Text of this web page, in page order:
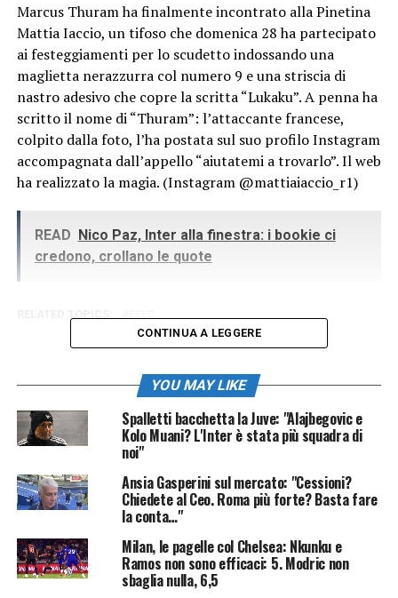
Marcus Thuram ha finalmente incontrato alla Pinetina
Mattia Iaccio, un tifoso che domenica 28 ha partecipato
ai festeggiamenti per lo scudetto indossando una
maglietta nerazzurra col numero 9 e una striscia di
nastro adesivo che copre la scritta “Lukaku”. A penna ha
scritto il nome di “Thuram”: l’attaccante francese,
colpito dalla foto, l’ha postata sul suo profilo Instagram
accompagnata dall’appello “aiutatemi a trovarlo”. Il web
ha realizzato la magia. (Instagram @mattiaiaccio_r1)
READ Nico Paz, Inter alla finestra: i bookie ci
credono, crollano le quote
CONTINUA A LEGGERE
YOU MAY LIKE
Spalletti bacchetta la Juve: "Alajbegovic e
Kolo Muani? L'Inter è stata più squadra di
noi"
Ansia Gasperini sul mercato: "Cessioni?
Chiedete al Ceo. Roma più forte? Basta fare
la conta…"
Milan, le pagelle col Chelsea: Nkunku e
Ramos non sono efficaci: 5. Modric non
sbaglia nulla, 6,5